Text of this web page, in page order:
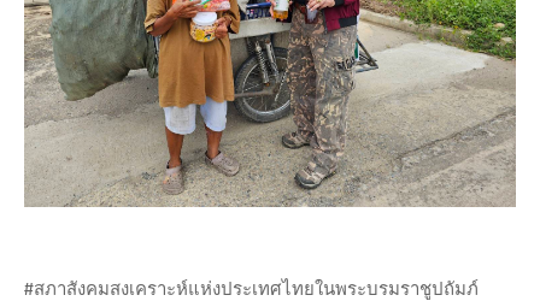
#สภาสังคมสงเคราะห์แห่งประเทศไทยในพระบรมราชูปถัมภ์